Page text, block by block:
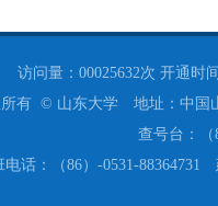
访问量： 00025632次 开通时
所有 © 山东大学 地址：中国
查号台：（
电话：（86）-0531-